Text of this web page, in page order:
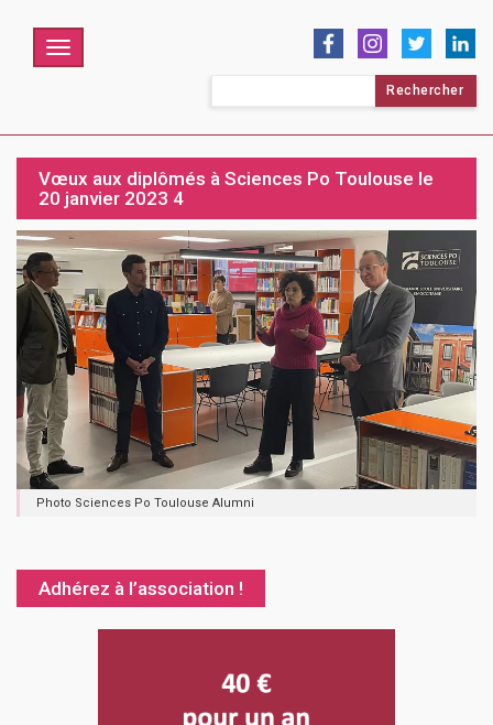
Menu
Vœux aux diplômés à Sciences Po Toulouse le
20 janvier 2023 4
Photo Sciences Po Toulouse Alumni
Adhérez à l’association !